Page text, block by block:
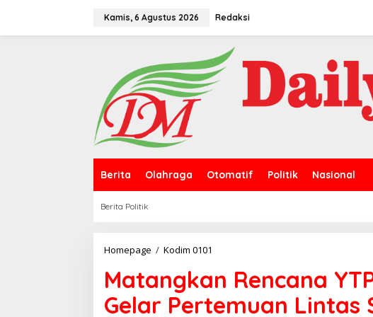
Kamis, 6 Agustus 2026 Redaksi
Berita Olahraga Otomatif Politik Nasional
Berita Politik
Homepage / Kodim 0101
a
n
g
Matangkan Rencana
Gelar Pertemuan Lintas